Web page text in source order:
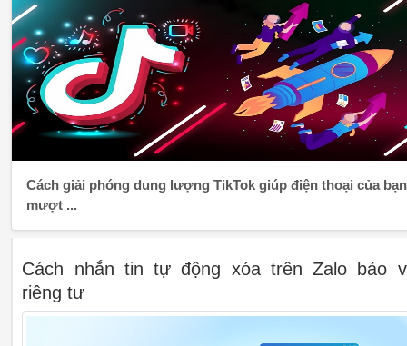
Cách giải phóng dung lượng TikTok giúp điện thoại của bạn
mượt ...
Cách nhắn tin tự động xóa trên Zalo bảo
riêng tư